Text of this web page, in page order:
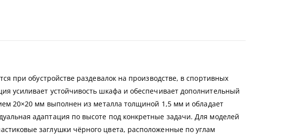
при обустройстве раздевалок на производстве, в спортивных
усиливает устойчивость шкафа и обеспечивает дополнительный
20×20 мм выполнен из металла толщиной 1,5 мм и обладает
адаптация по высоте под конкретные задачи. Для моделей
заглушки чёрного цвета, расположенные по углам